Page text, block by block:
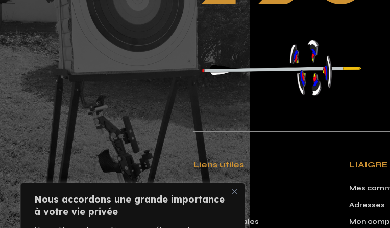
Nous accordons une grande importance
à votre vie privée
Liens utiles
Usinage
Mentions légales
LIAIGRE
Mes
Adresses
Mon